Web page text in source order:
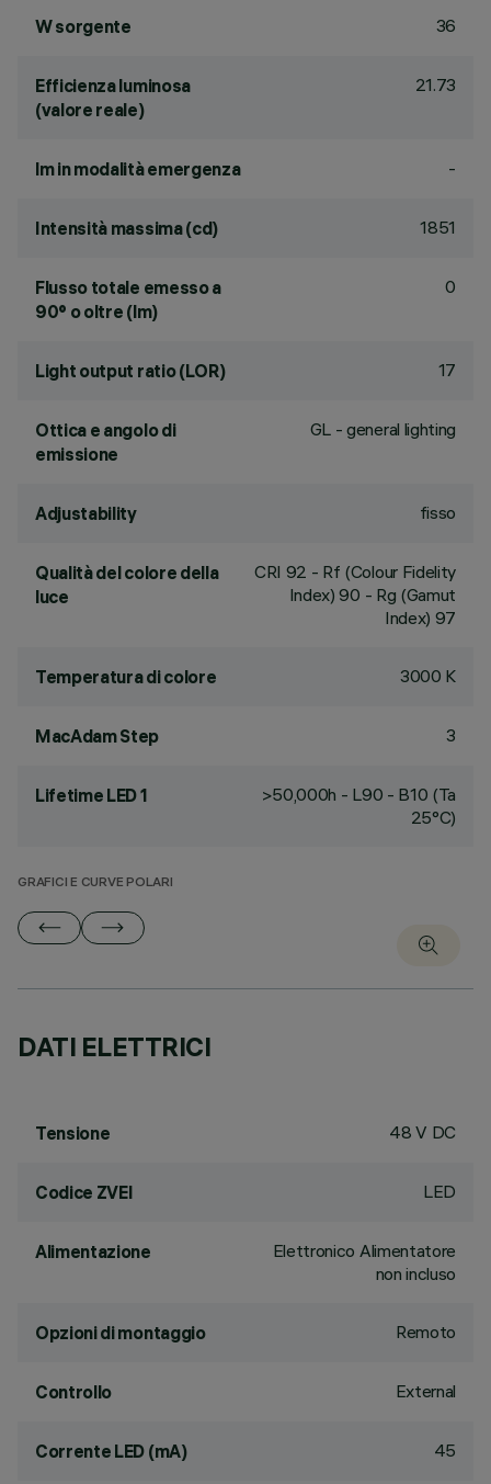
W sorgente 36
Efficienza luminosa
(valore reale)
21.73
lm in modalità emergenza -
Intensità massima (cd) 1851
Flusso totale emesso a
90° o oltre (lm)
0
Light output ratio (LOR) 17
Ottica e angolo di
emissione
GL - general lighting
Adjustability fisso
Qualità del colore della
luce
CRI 92 - Rf (Colour Fidelity
Index) 90 - Rg (Gamut
Index) 97
Temperatura di colore 3000 K
MacAdam Step 3
Lifetime LED 1
>50,000h - L90 - B10 (Ta
25°C)
GRAFICI E CURVE POLARI
DATI ELETTRICI
Tensione 48 V DC
Codice ZVEI LED
Alimentazione
Elettronico Alimentatore
non incluso
Opzioni di montaggio Remoto
Controllo External
Corrente LED (mA) 45